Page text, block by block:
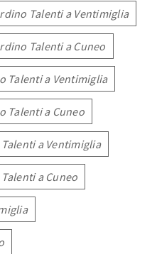
Talenti a Ventimiglia
Talenti a Cuneo
Talenti a Ventimiglia
Talenti a Cuneo
a Ventimiglia
a Cuneo